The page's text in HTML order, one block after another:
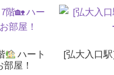
ハート
屋！
[弘大入口